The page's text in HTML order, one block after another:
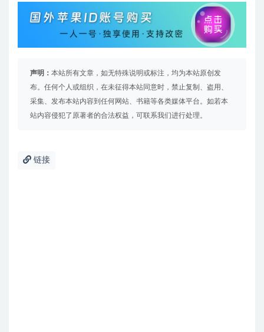
声明： 本站所有文章，如无特殊说明或标注，均为本站原创发
布。任何个人或组织，在未征得本站同意时，禁止复制、盗用、
采集、发布本站内容到任何网站、书籍等各类媒体平台。如若本
站内容侵犯了原著者的合法权益，可联系我们进行处理。
链接